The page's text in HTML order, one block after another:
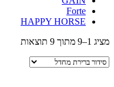
Forte
HAPPY HORSE
מציג 1–9 מתוך 9 תוצאות